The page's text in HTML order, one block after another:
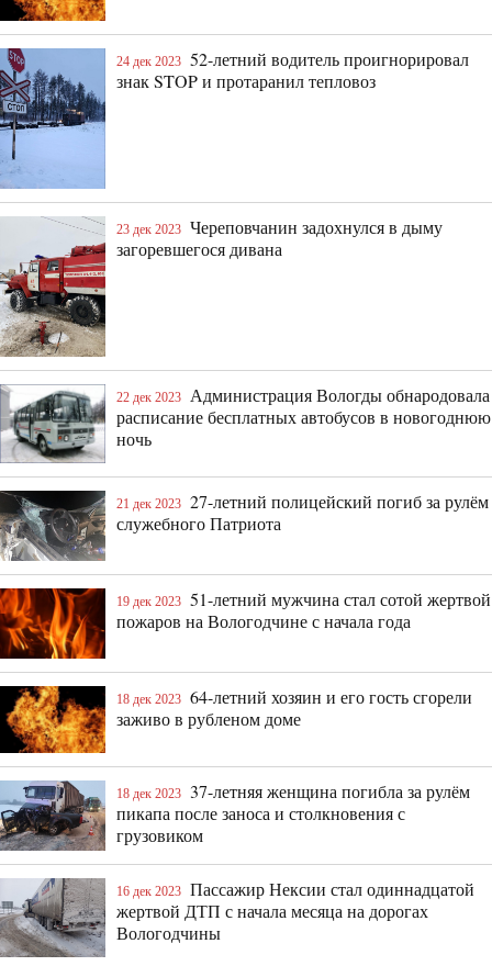
24 дек 2023 52-летний водитель проигнорировал
знак STOP и протаранил тепловоз
23 дек 2023 Череповчанин задохнулся в дыму
загоревшегося дивана
22 дек 2023 Администрация Вологды обнародовала
расписание бесплатных автобусов в новогоднюю
ночь
21 дек 2023 27-летний полицейский погиб за рулём
служебного Патриота
19 дек 2023 51-летний мужчина стал сотой жертвой
пожаров на Вологодчине с начала года
18 дек 2023 64-летний хозяин и его гость сгорели
заживо в рубленом доме
18 дек 2023
37-летняя женщина погибла за рулём
пикапа после заноса и столкновения с
грузовиком
16 дек 2023 Пассажир Нексии стал одиннадцатой
жертвой ДТП с начала месяца на дорогах
Вологодчины